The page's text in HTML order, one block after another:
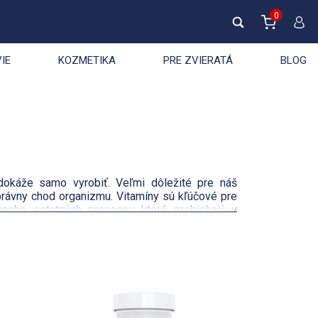
0
KOZMETIKA PRE ZVIERATÁ BLOG
samo vyrobiť. Veľmi dôležité pre náš
chod organizmu. Vitamíny sú kľúčové pre
ostatných procesov ktoré prebiehajú v
veku, fyzickej aktivity a úrovne fyzickej
a pre všetkých, kto chce podporiť